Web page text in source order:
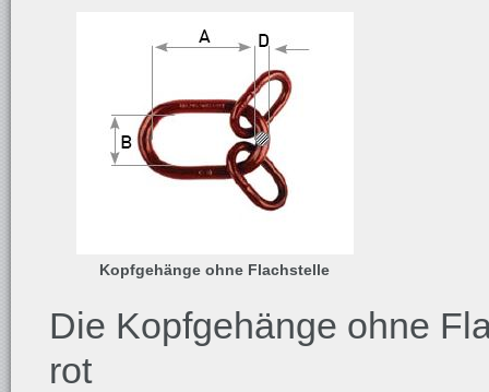
Kopfgehänge ohne Flachstelle
Die Kopfgehänge ohne
rot